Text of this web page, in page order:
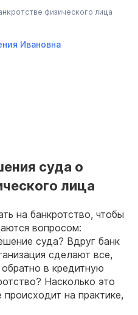
физического лица
Ивановна
суда о
лица
на банкротство, чтобы
вопросом:
суда? Вдруг банк
сделают все,
в кредитную
Насколько это
на практике,